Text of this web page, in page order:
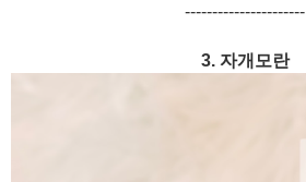
----------------------
3. 자개모란